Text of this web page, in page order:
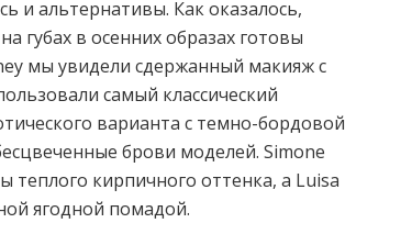
альтернативы. Как оказалось,
губах в осенних образах готовы
мы увидели сдержанный макияж с
самый классический
варианта с темно-бордовой
брови моделей. Simone
кирпичного оттенка, а Luisa
ягодной помадой.